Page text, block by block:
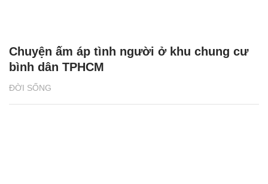
ĐỜI SỐNG
Chuyện ấm áp tình người ở khu chung cư
bình dân TPHCM